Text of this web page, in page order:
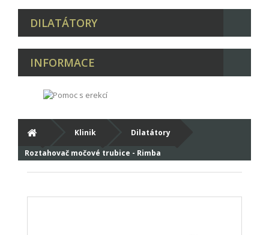
DILATÁTORY
INFORMACE
Klinik
Dilatátory
Roztahovač močové trubice - Rimba